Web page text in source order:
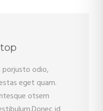
odio,
eget quam.
otsem